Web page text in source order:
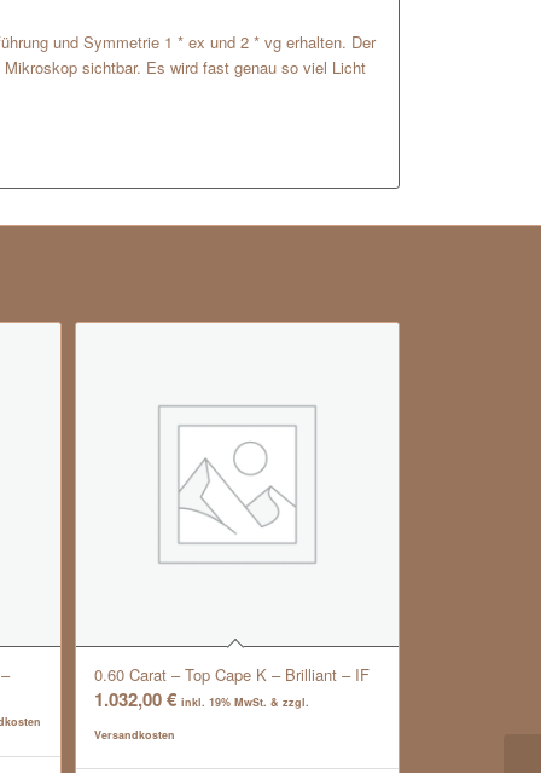
und Symmetrie 1 * ex und 2 * vg erhalten. Der
sichtbar. Es wird fast genau so viel Licht
0.60 Carat – Top Cape K – Brilliant – IF
1.032,00€ inkl. 19% MwSt. & zzgl.
Versandkosten